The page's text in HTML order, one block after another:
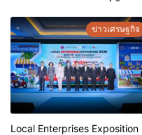
ประเทศไทย
ข่าวเศรษฐกิจ
Local Enterprises Exposition